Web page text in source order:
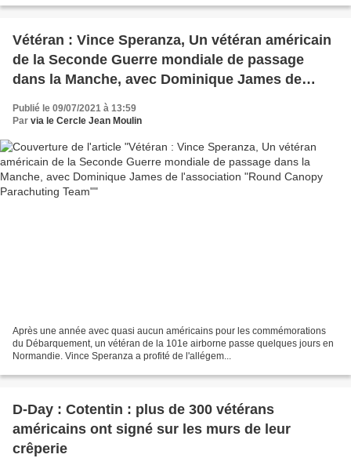
Vétéran : Vince Speranza, Un vétéran américain
de la Seconde Guerre mondiale de passage
dans la Manche, avec Dominique James de
l'association "Round Canopy Parachuting
Team"
Publié le 09/07/2021 à 13:59
Par via le Cercle Jean Moulin
Après une année avec quasi aucun américains pour les commémorations
du Débarquement, un vétéran de la 101e airborne passe quelques jours en
Normandie. Vince Speranza a profité de l'allégem...
D-Day : Cotentin : plus de 300 vétérans
américains ont signé sur les murs de leur
crêperie